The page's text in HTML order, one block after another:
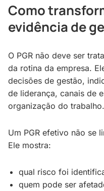
Como
evidência de
O PGR não deve ser
da rotina da empresa.
decisões de gestão,
de liderança, canais de
organização do trabalho.
Um PGR efetivo não se
Ele mostra:
qual risco foi
quem pode ser